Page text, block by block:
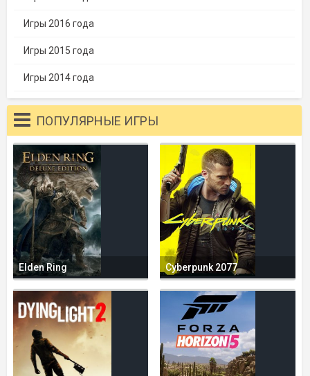
Игры 2016 года
Игры 2015 года
Игры 2014 года
ПОПУЛЯРНЫЕ ИГРЫ
Elden Ring Cyberpunk 2077